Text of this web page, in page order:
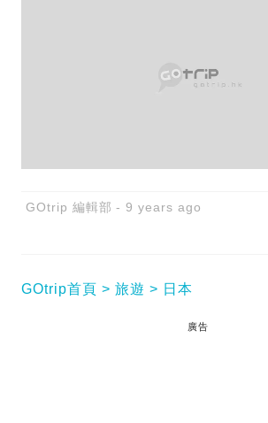
GOtrip 編輯部 9 years ago
GOtrip首頁 旅遊 日本
廣告